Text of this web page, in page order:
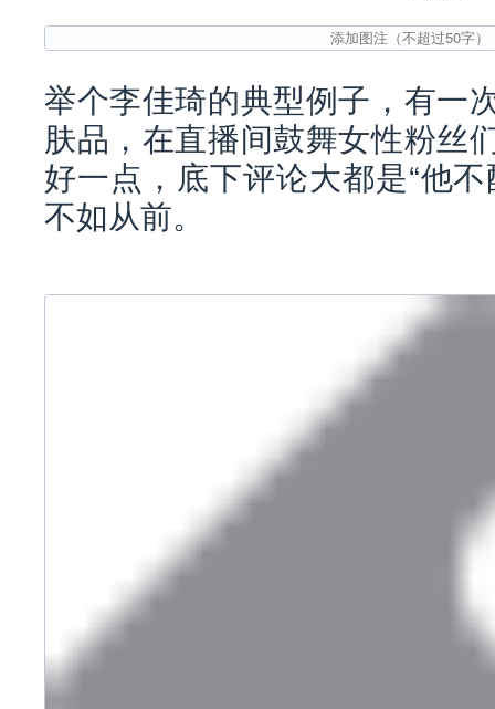
举个李佳琦的典型例子，有一
肤品，在直播间鼓舞女性粉丝
好一点，底下评论大都是“他
不如从前。